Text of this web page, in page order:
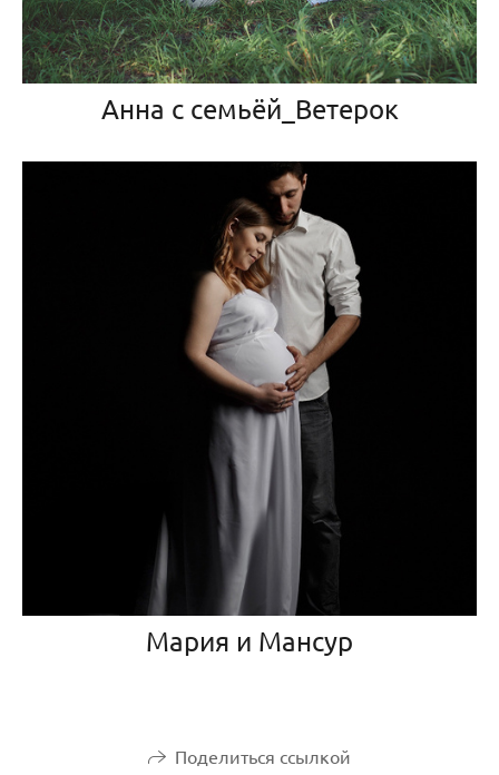
Анна с семьёй_Ветерок
Мария и Мансур
Поделиться ссылкой